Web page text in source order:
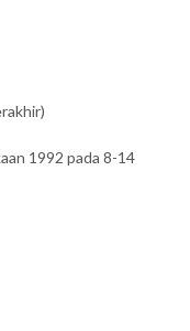
1992 pada 8-14